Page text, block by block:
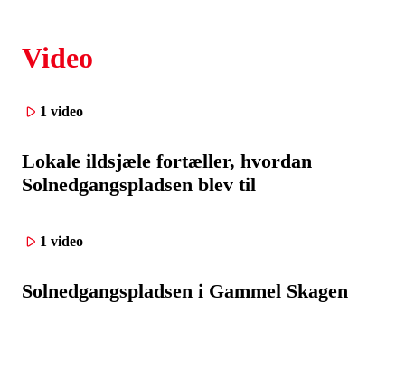
Video
1 video
Lokale ildsjæle fortæller, hvordan
Solnedgangspladsen blev til
1 video
Solnedgangspladsen i Gammel Skagen